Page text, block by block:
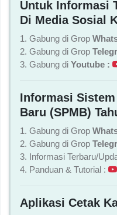
Untuk Informasi
Di Media Sosial
1. Gabung di Grop
2. Gabung di Grop
3. Gabung di Youtube :
Informasi
Baru (SPMB)
1. Gabung di Grop
2. Gabung di Grop
3. Informasi Terbaru/
4. Panduan & Tutorial :
Aplikasi Cetak